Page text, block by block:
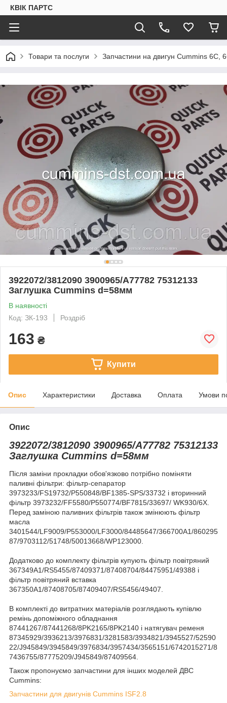
КВІК ПАРТС
Товари та послуги Запчастини на двигун Cummins 6C,
3922072/3812090 3900965/A77782 75312133
Заглушка Cummins d=58мм
В наявності
Код: ЗК-193
Роздріб
163 ₴
Купити
Опис Характеристики Доставка Оплата Умови
Опис
3922072/3812090 3900965/A77782 75312133
Заглушка Cummins d=58мм
Після заміни прокладки обов'язково потрібно поміняти
паливні фільтри: фільтр-сепаратор
3973233/FS19732/P550848/BF1385-SPS/33732 і вторинний
фільтр 3973232/FF5580/P550774/BF7815/33697/ WK930/6X.
Перед заміною паливних фільтрів також змінюють фільтр
масла
3401544/LF9009/P553000/LF3000/84485647/366700A1/860295
87/9703112/51748/50013668/WP123000.
Додатково до комплекту фільтрів купують фільтр повітряний
367349A1/RS5455/87409371/87408704/84475951/49388 і
фільтр повітряний вставка
367350A1/87408705/87409407/RS5456/49407.
В комплекті до витратних матеріалів розглядають купівлю
ремінь допоміжного обладнання
87441267/87441268/8PK2165/8PK2140 і натягувач ременя
87345929/3936213/3976831/3281583/3934821/3945527/52590
22/J945849/3945849/3976834/3957434/3565151/6742015271/8
7436755/87775209/J945849/87409564.
Також пропонуємо запчастини для інших моделей ДВС
Cummins:
Запчастини для двигунів Cummins ISF2.8